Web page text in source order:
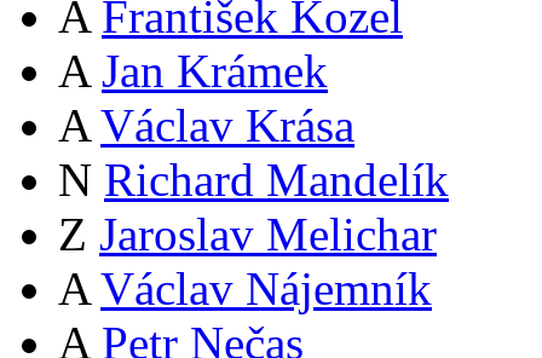
A František Kozel
A Jan Krámek
A Václav Krása
N Richard Mandelík
Z Jaroslav Melichar
A Václav Nájemník
A Petr Nečas